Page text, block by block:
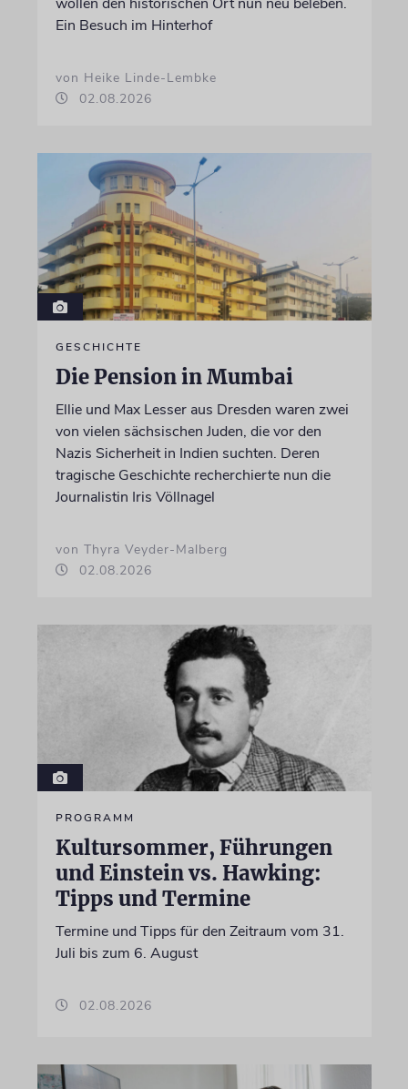
Ein Besuch im Hinterhof
von Heike Linde-Lembke
02.08.2026
GESCHICHTE
Die Pension in Mumbai
Ellie und Max Lesser aus Dresden waren zwei
von vielen sächsischen Juden, die vor den
Nazis Sicherheit in Indien suchten. Deren
tragische Geschichte recherchierte nun die
Journalistin Iris Völlnagel
von Thyra Veyder-Malberg
02.08.2026
PROGRAMM
Kultursommer, Führungen
und Einstein vs. Hawking:
Tipps und Termine
Termine und Tipps für den Zeitraum vom 31.
Juli bis zum 6. August
02.08.2026